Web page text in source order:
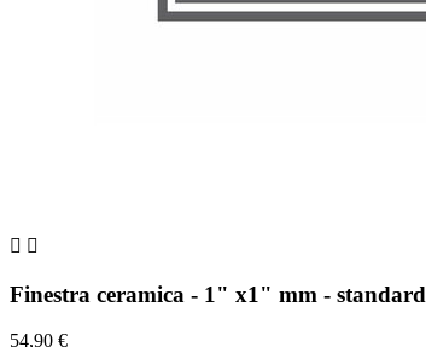
 
Finestra ceramica - 1" x1" mm - standard
54,90 €